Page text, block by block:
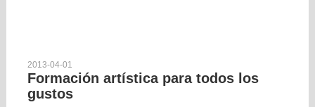
2013-04-01
Formación artística para todos los
gustos